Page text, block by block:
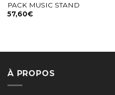
PACK MUSIC STAND
57,60€
À PROPOS